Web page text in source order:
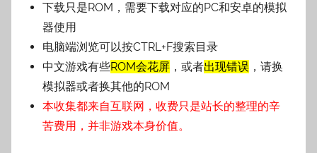
下载只是ROM，需要下载对应的PC和安卓的模拟
器使用
电脑端浏览可以按CTRL+F搜索目录
中文游戏有些ROM会花屏 ，或者出现错误 ，请换
模拟器或者换其他的ROM
本收集都来自互联网，收费只是站长的整理的辛
苦费用，并非游戏本身价值。